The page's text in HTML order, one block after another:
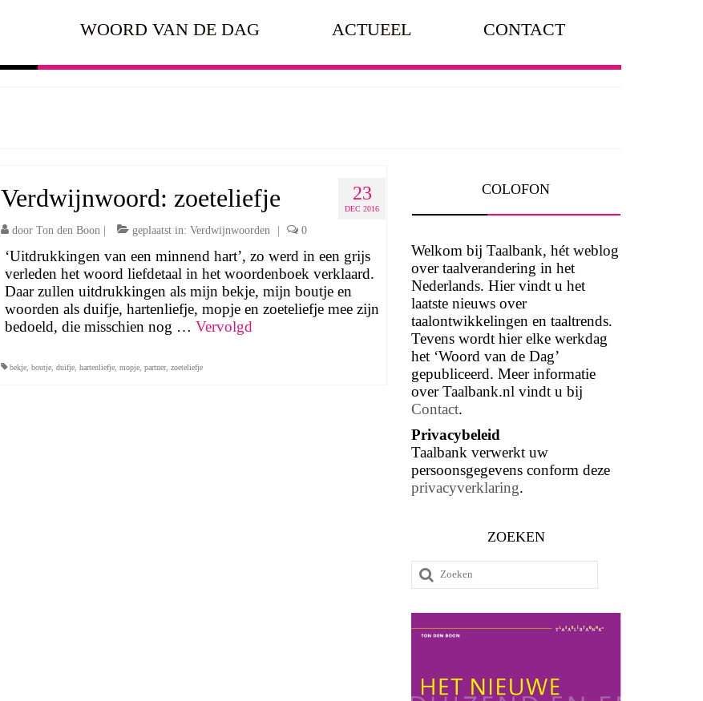
WOORD VAN DE DAG ACTUEEL CONTACT
23
DEC 2016
Verdwijnwoord: zoeteliefje
door Ton den Boon| geplaatst in: Verdwijnwoorden 0
‘Uitdrukkingen van een minnend hart’, zo werd in een grijs
verleden het woord liefdetaal in het woordenboek verklaard.
Daar zullen uitdrukkingen als mijn bekje, mijn boutje en
woorden als duifje, hartenliefje, mopje en zoeteliefje mee zijn
bedoeld, die misschien nog … Vervolgd
bekje, boutje, duifje, hartenliefje, mopje, partner, zoeteliefje
COLOFON
Welkom bij Taalbank, hét weblog
over taalverandering in het
Nederlands. Hier vindt u het
laatste nieuws over
taalontwikkelingen en taaltrends.
Tevens wordt hier elke werkdag
het ‘Woord van de Dag’
gepubliceerd. Meer informatie
over Taalbank.nl vindt u bij
Contact.
Privacybeleid
Taalbank verwerkt uw
persoonsgegevens conform deze
privacyverklaring.
ZOEKEN
Zoeken
naar: